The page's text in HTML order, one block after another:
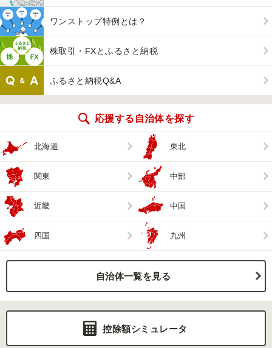
ワンストップ特例とは？
株取引・FXとふるさと納税
ふるさと納税Q&A
応援する自治体を探す
北海道 東北
関東 中部
近畿 中国
四国 九州
自治体一覧を見る
控除額シミュレータ